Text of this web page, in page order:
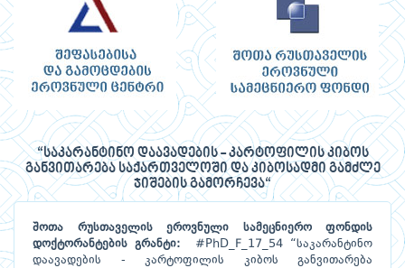
“საკარანტინო დაავადების - კარტოფილის კიბოს
განვითარება საქართველოში და კიბოსადმი გამძლე
ჯიშების გამორჩევა“
შოთა რუსთაველის ეროვნული სამეცნიერო ფონდის
დოქტორანტების გრანტი:
#PhD_F_17_54 “საკარანტინო
დაავადების - კარტოფილის კიბოს განვითარება